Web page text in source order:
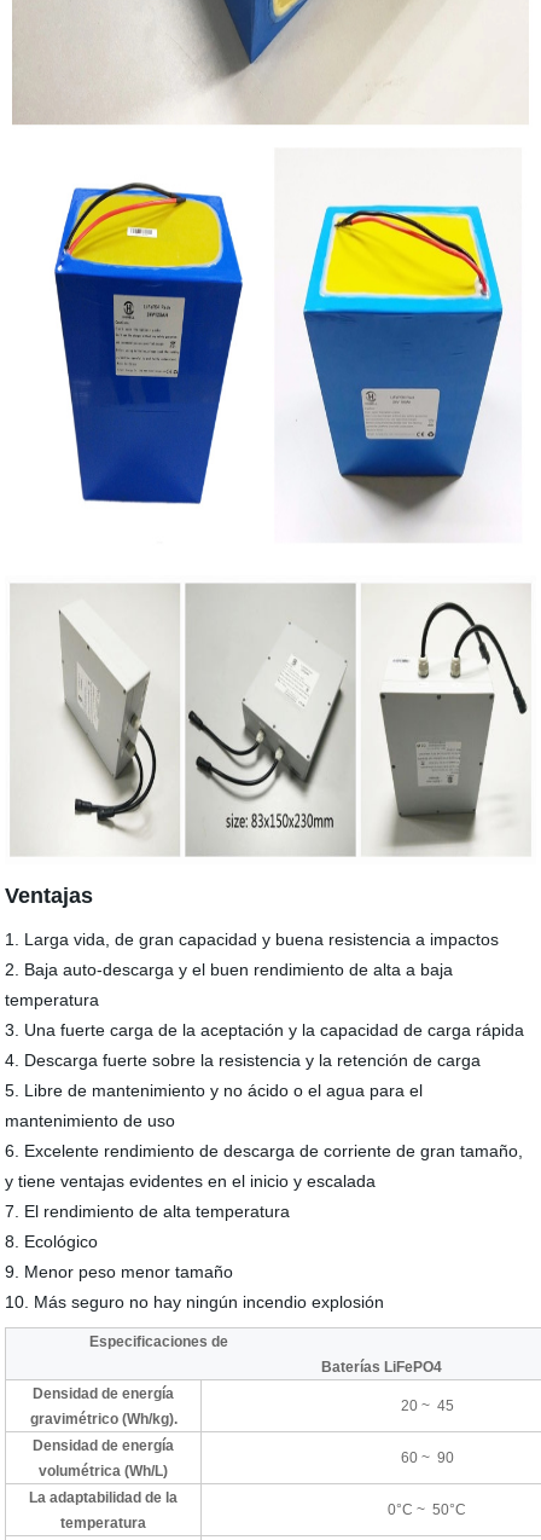
Ventajas
1. Larga vida, de gran capacidad y buena resistencia a impactos
2. Baja auto-descarga y el buen rendimiento de alta a baja
temperatura
3. Una fuerte carga de la aceptación y la capacidad de carga rápida
4. Descarga fuerte sobre la resistencia y la retención de carga
5. Libre de mantenimiento y no ácido o el agua para el
mantenimiento de uso
6. Excelente rendimiento de descarga de corriente de gran tamaño,
y tiene ventajas evidentes en el inicio y escalada
7. El rendimiento de alta temperatura
8. Ecológico
9. Menor peso menor tamaño
10. Más seguro no hay ningún incendio explosión
Especificaciones de Las
Baterías LiFePO4
Densidad de energía
gravimétrico (Wh/kg).
20 ~ 45
Densidad de energía
volumétrica (Wh/L)
60 ~ 90
La adaptabilidad de la
temperatura
0°C ~ 50°C